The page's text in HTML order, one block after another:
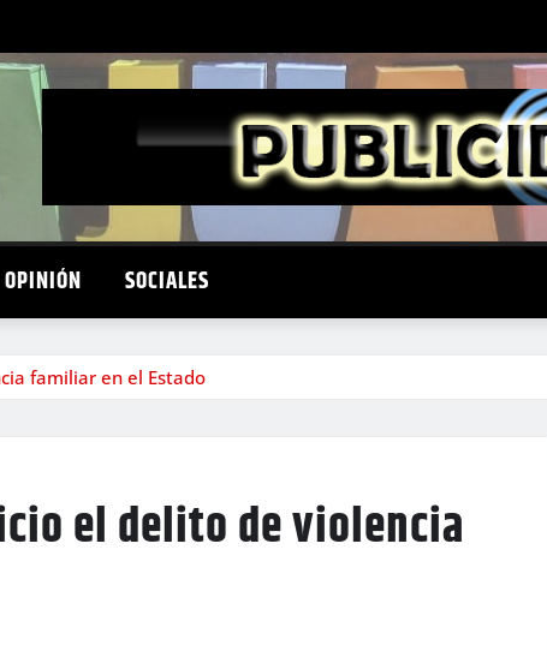
OPINIÓN SOCIALES
familiar en el Estado
el delito de violencia